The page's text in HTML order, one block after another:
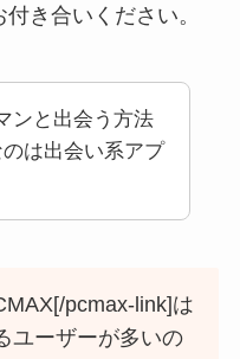
き合いください。
ンと出会う方法
は出会い系アプ
pcmax-link]は
ユーザーが多いの